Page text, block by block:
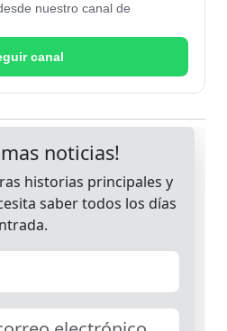
nuestro canal de
canal